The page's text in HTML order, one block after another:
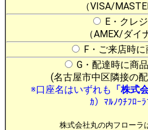
（VISA/
E・クレ
（AMEX/ダイ
F・ご来店時
G・配達時に商
(名古屋市中区隣接の配
※口座名はいずれも 「株式
ｶ）ﾏﾙﾉｳﾁﾌﾛｰﾗ
株式会社丸の内フローラ